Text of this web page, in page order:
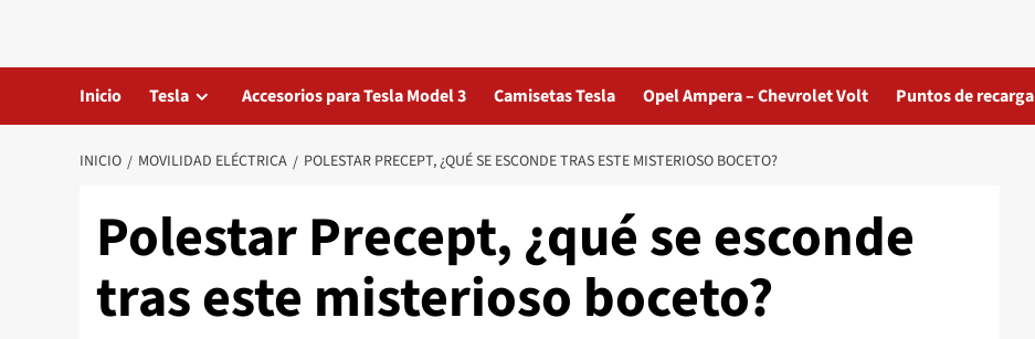
contenido
Inicio Tesla Accesorios para Tesla Model 3 Camisetas Tesla Opel Ampera – Chevrolet Volt Puntos de recarga
INICIO MOVILIDAD ELÉCTRICA POLESTAR PRECEPT, ¿QUÉ SE ESCONDE TRAS ESTE MISTERIOSO BOCETO?
Polestar Precept, ¿qué se esconde
tras este misterioso boceto?